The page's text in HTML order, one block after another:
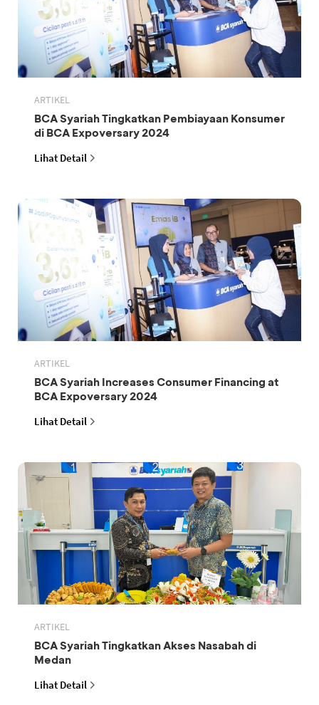
ARTIKEL
BCA Syariah Tingkatkan Pembiayaan Konsumer
di BCA Expoversary 2024
Lihat Detail
ARTIKEL
BCA Syariah Increases Consumer Financing at
BCA Expoversary 2024
Lihat Detail
ARTIKEL
BCA Syariah Tingkatkan Akses Nasabah di
Medan
Lihat Detail